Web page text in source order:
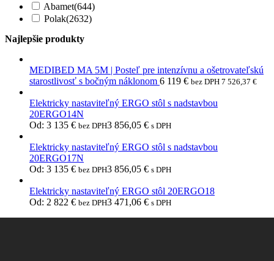
Abamet(644)
Polak(2632)
Najlepšie produkty
MEDIBED MA 5M | Posteľ pre intenzívnu a ošetrovateľskú
starostlivosť s bočným náklonom 6 119 € bez DPH 7 526,37 €
Elektricky nastaviteľný ERGO stôl s nadstavbou
20ERGO14N
Od: 3 135 € bez DPH3 856,05 € s DPH
Elektricky nastaviteľný ERGO stôl s nadstavbou
20ERGO17N
Od: 3 135 € bez DPH3 856,05 € s DPH
Elektricky nastaviteľný ERGO stôl 20ERGO18
Od: 2 822 € bez DPH3 471,06 € s DPH